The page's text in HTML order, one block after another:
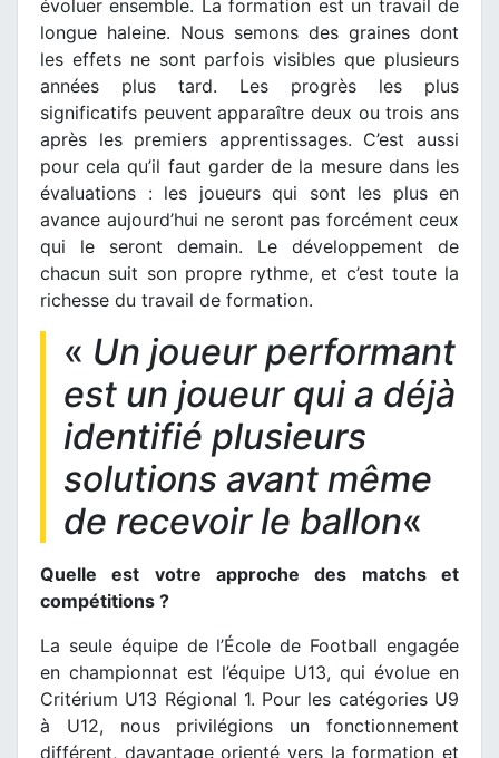
évoluer ensemble. La formation est un travail de
longue haleine. Nous semons des graines dont
les effets ne sont parfois visibles que plusieurs
années plus tard. Les progrès les plus
significatifs peuvent apparaître deux ou trois ans
après les premiers apprentissages. C’est aussi
pour cela qu’il faut garder de la mesure dans les
évaluations : les joueurs qui sont les plus en
avance aujourd’hui ne seront pas forcément ceux
qui le seront demain. Le développement de
chacun suit son propre rythme, et c’est toute la
richesse du travail de formation.
« Un joueur performant
est un joueur qui a déjà
identifié plusieurs
solutions avant même
de recevoir le ballon«
Quelle est votre approche des matchs et
compétitions ?
La seule équipe de l’École de Football engagée
en championnat est l’équipe U13, qui évolue en
Critérium U13 Régional 1. Pour les catégories U9
à U12, nous privilégions un fonctionnement
différent, davantage orienté vers la formation et